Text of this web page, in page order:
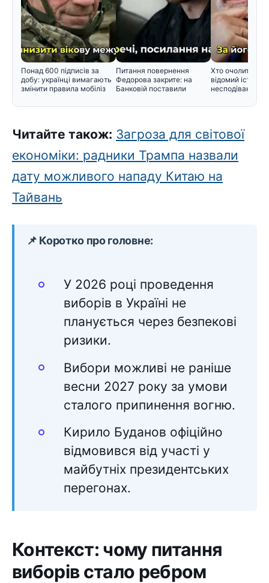
Понад 600 підписів за
добу: українці вимагають
змінити правила мобіліз
Питання повернення
Федорова закрите: на
Банковій поставили
Хто очолить
відомий історик
несподіваним
Читайте також: Загроза для світової
економіки: радники Трампа назвали
дату можливого нападу Китаю на
Тайвань
📌 Коротко про головне:
У 2026 році проведення
виборів в Україні не
планується через безпекові
ризики.
Вибори можливі не раніше
весни 2027 року за умови
сталого припинення вогню.
Кирило Буданов офіційно
відмовився від участі у
майбутніх президентських
перегонах.
Контекст: чому питання
виборів стало ребром